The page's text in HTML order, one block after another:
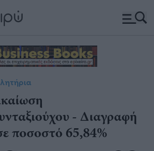
- Διαγραφή
ποσοστό 65,84%